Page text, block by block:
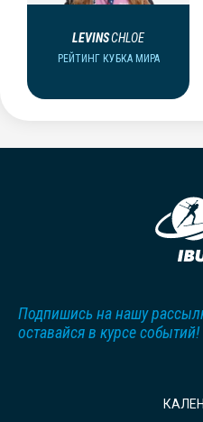
LEVINSCHLOE
РЕЙТИНГ КУБКА МИРА
Подпишись на нашу
оставайся в курсе событий!